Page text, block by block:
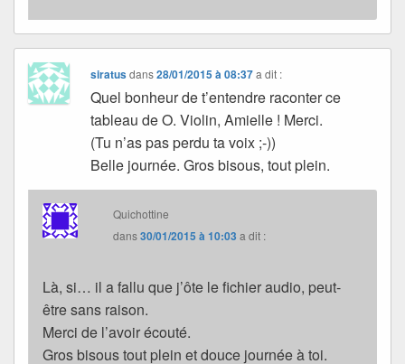
siratusdans28/01/2015 à 08:37 a dit :
Quel bonheur de t’entendre raconter ce
tableau de O. Violin, Amielle ! Merci.
(Tu n’as pas perdu ta voix ;-))
Belle journée. Gros bisous, tout plein.
Quichottine
dans30/01/2015 à 10:03 a dit :
Là, si… il a fallu que j’ôte le fichier audio, peut-
être sans raison.
Merci de l’avoir écouté.
Gros bisous tout plein et douce journée à toi.